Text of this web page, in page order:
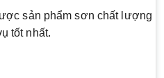
sản phẩm sơn chất lượng
tốt nhất.